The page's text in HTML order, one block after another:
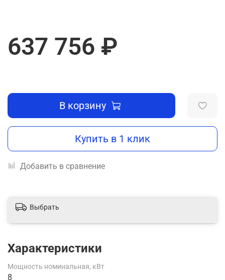
637 756 ₽
В корзину
Купить в 1 клик
Добавить в сравнение
Выбрать
Характеристики
Мощность номинальная, кВт
8